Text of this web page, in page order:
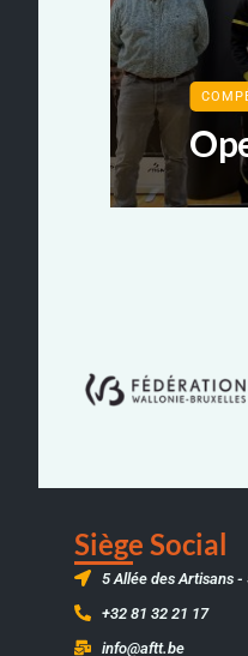
Siège Social
5 Allée des Artisans -
+32 81 32 21 17
info@aftt.be